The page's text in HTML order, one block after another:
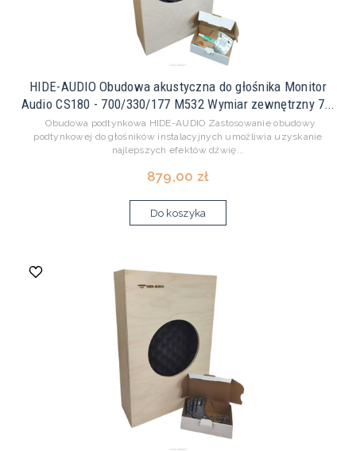
HIDE-AUDIO Obudowa akustyczna do głośnika Monitor
Audio CS180 - 700/330/177 M532 Wymiar zewnętrzny 7...
Obudowa podtynkowa HIDE-AUDIO Zastosowanie obudowy
podtynkowej do głośników instalacyjnych umożliwia uzyskanie
najlepszych efektów dźwię...
879,00 zł
Do koszyka